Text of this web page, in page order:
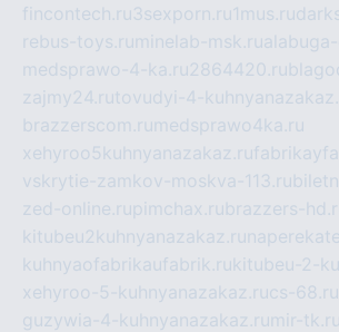
fincontech.ru3sexporn.ru1mus.ru
rebus-toys.ru minelab-msk.ru
medsprawo-4-ka.ru2864420.ru
zajmy24.rutovudyi-4-
brazzerscom.ru medsprawo4ka.ru
xehyroo5kuhnyanazakaz.ru
vskrytie-zamkov-moskva-113.ru
zed-online.rupimchax.rubrazzers-
kitubeu2kuhnyanazakaz.ru
kuhnyaofabrikaufabrik.rukitubeu-2-
xehyroo-5-kuhnyanazakaz.rucs-68.ru
guzywia-4-kuhnyanazakaz.ru mir-tk.ru